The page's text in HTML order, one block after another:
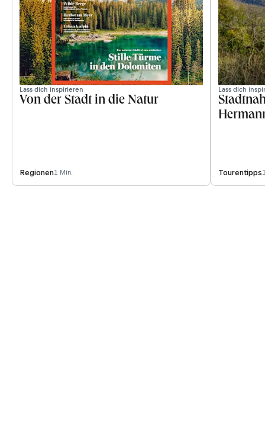
Lass dich inspirieren
Von der Stadt in die Natur
Regionen1 Min.
Lass dich
Tourentipps